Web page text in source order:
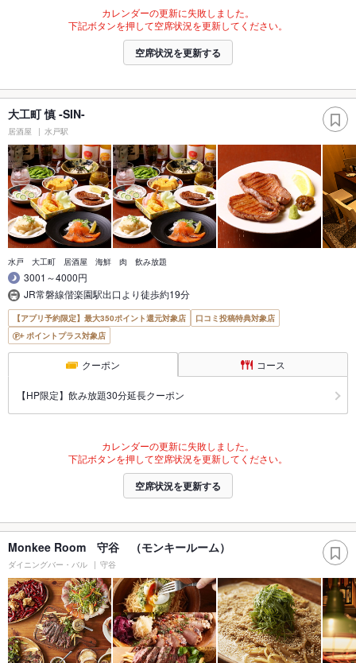
カレンダーの更新に失敗しました。
下記ボタンを押して空席状況を更新してください。
空席状況を更新する
大工町 慎 ‐SIN-
居酒屋 水戸駅
水戸 大工町 居酒屋 海鮮 肉 飲み放題
3001～4000円
JR常磐線偕楽園駅出口より徒歩約19分
【アプリ予約限定】最大350ポイント還元対象店
口コミ投稿特典対象店
ポイントプラス対象店
クーポン コース
【HP限定】飲み放題30分延長クーポン
カレンダーの更新に失敗しました。
下記ボタンを押して空席状況を更新してください。
空席状況を更新する
Monkee Room 守谷 （モンキールーム）
ダイニングバー・バル 守谷